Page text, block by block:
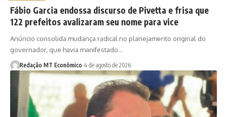
Fábio Garcia endossa discurso de Pivetta e frisa que
122 prefeitos avalizaram seu nome para vice
Anúncio consolida mudança radical no planejamento original do
governador, que havia manifestado…
Redação MT Econômico 4 de agosto de 2026